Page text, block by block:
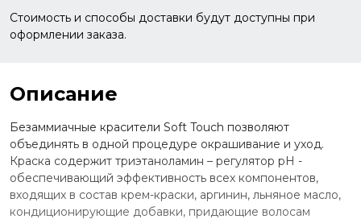
Стоимость и способы доставки будут доступны при
оформлении заказа.
Описание
Безаммиачные красители Soft Touch позволяют
объединять в одной процедуре окрашивание и уход.
Краска содержит триэтаноламин – регулятор рН -
обеспечивающий эффективность всех компонентов,
входящих в состав крем-краски, аргинин, льняное масло,
кондиционирующие добавки, придающие волосам